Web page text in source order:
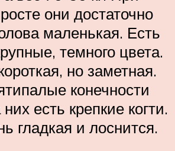
они достаточно
маленькая. Есть
темного цвета.
но заметная.
конечности
есть крепкие когти.
гладкая и лоснится.